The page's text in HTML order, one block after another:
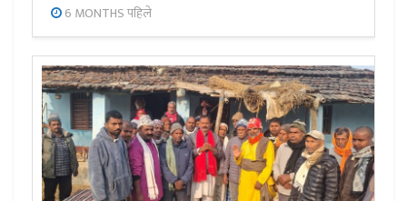
6 MONTHS पहिले